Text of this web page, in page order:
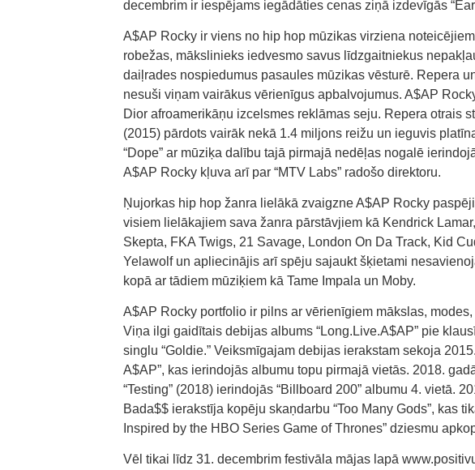
decembrim ir iespējams iegādāties cenas ziņā izdevīgās
A$AP Rocky ir viens no hip hop mūzikas virziena
robežas, mākslinieks iedvesmo savus līdzgaitniekus
daiļrades nospiedumus pasaules mūzikas vēsturē. Repera
nesuši viņam vairākus vērienīgus apbalvojumus. A$AP
Dior afroamerikāņu izcelsmes reklāmas seju. Repera otrais
(2015) pārdots vairāk nekā 1.4 miljons reižu un ieguvis
“Dope” ar mūziķa dalību tajā pirmajā nedēļas nogalē
A$AP Rocky kļuva arī par “MTV Labs” radošo direktoru.
Ņujorkas hip hop žanra lielākā zvaigzne A$AP Rocky
visiem lielākajiem sava žanra pārstāvjiem kā Kendrick
Skepta, FKA Twigs, 21 Savage, London On Da Track, Kid
Yelawolf un apliecinājis arī spēju sajaukt šķietami
kopā ar tādiem mūziķiem kā Tame Impala un Moby.
A$AP Rocky portfolio ir pilns ar vērienīgiem mākslas,
Viņa ilgi gaidītais debijas albums “Long.Live.A$AP” pie
singlu “Goldie.” Veiksmīgajam debijas ierakstam sekoja
A$AP”, kas ierindojās albumu topu pirmajā vietās. 2018.
“Testing” (2018) ierindojās “Billboard 200” albumu 4. vietā.
Bada$$ ierakstīja kopēju skaņdarbu “Too Many Gods”, kas
Inspired by the HBO Series Game of Thrones” dziesmu
Vēl tikai līdz 31. decembrim festivāla mājas lapā